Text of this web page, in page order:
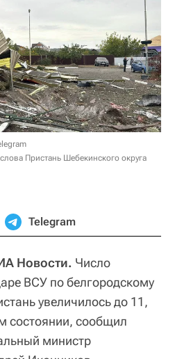
Пристань Шебекинского округа
Telegram
Новости. Число
ВСУ по белгородскому
увеличилось до 11,
состоянии, сообщил
министр